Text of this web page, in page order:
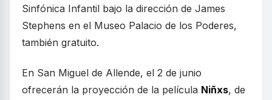
Sinfónica Infantil bajo la dirección de James
Stephens en el Museo Palacio de los Poderes,
también gratuito.
En San Miguel de Allende, el 2 de junio
ofrecerán la proyección de la película Niñxs, de